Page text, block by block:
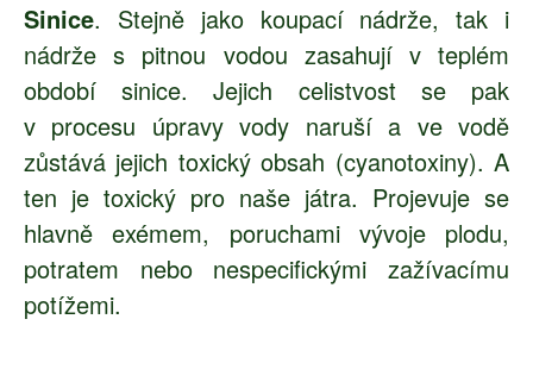
Sinice. Stejně jako koupací nádrže, tak i
nádrže s pitnou vodou zasahují v teplém
období sinice. Jejich celistvost se pak
v procesu úpravy vody naruší a ve vodě
zůstává jejich toxický obsah (cyanotoxiny). A
ten je toxický pro naše játra. Projevuje se
hlavně exémem, poruchami vývoje plodu,
potratem nebo nespecifickými zažívacímu
potížemi.